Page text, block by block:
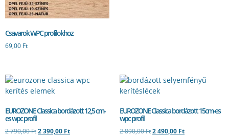
Csavarok WPC profilokhoz
69,00 Ft
EUROZONE Classica bordázott 12,5 cm-
es wpc profil
2 790,00Ft2 390,00 Ft
EUROZONE Classica bordázott 15cm-es
wpc profil
2 890,00Ft2 490,00 Ft